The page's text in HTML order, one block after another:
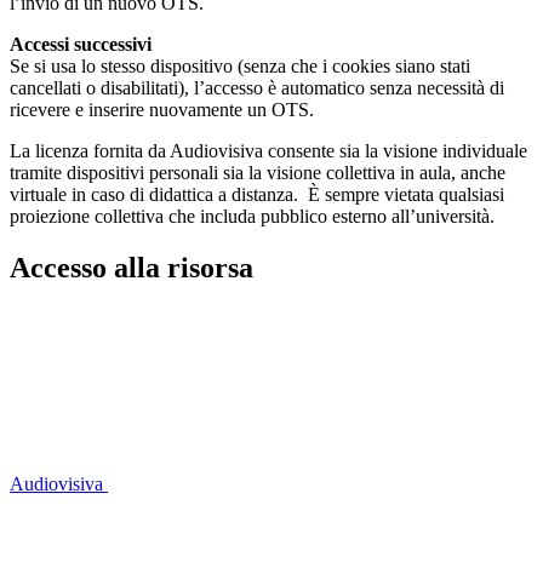
Accessi successivi
Se si usa lo stesso dispositivo (senza che i cookies siano stati
cancellati o disabilitati), l’accesso è automatico senza necessità di
ricevere e inserire nuovamente un OTS.
La licenza fornita da Audiovisiva consente sia la visione individuale
tramite dispositivi personali sia la visione collettiva in aula, anche
virtuale in caso di didattica a distanza. È sempre vietata qualsiasi
proiezione collettiva che includa pubblico esterno all’università.
Accesso alla risorsa
Audiovisiva